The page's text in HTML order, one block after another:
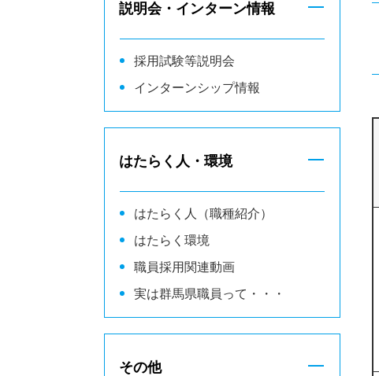
説明会・インターン情報
採用試験等説明会
インターンシップ情報
はたらく人・環境
はたらく人（職種紹介）
はたらく環境
職員採用関連動画
実は群馬県職員って・・・
その他